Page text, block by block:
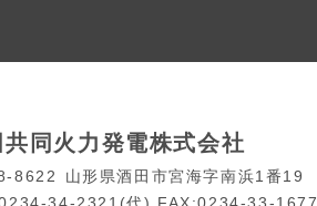
共同火力発電株式会社
8622
山形県酒田市宮海字南浜1番19